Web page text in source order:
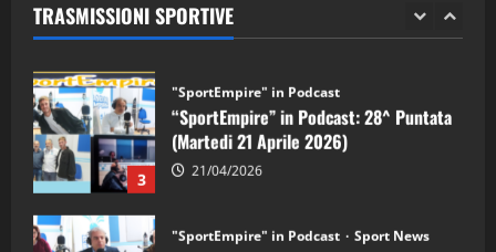
TRASMISSIONI SPORTIVE
2 28/04/2026
3
“SportEmpire” in Podcast: 28^ Puntata
(Martedi 21 Aprile 2026)